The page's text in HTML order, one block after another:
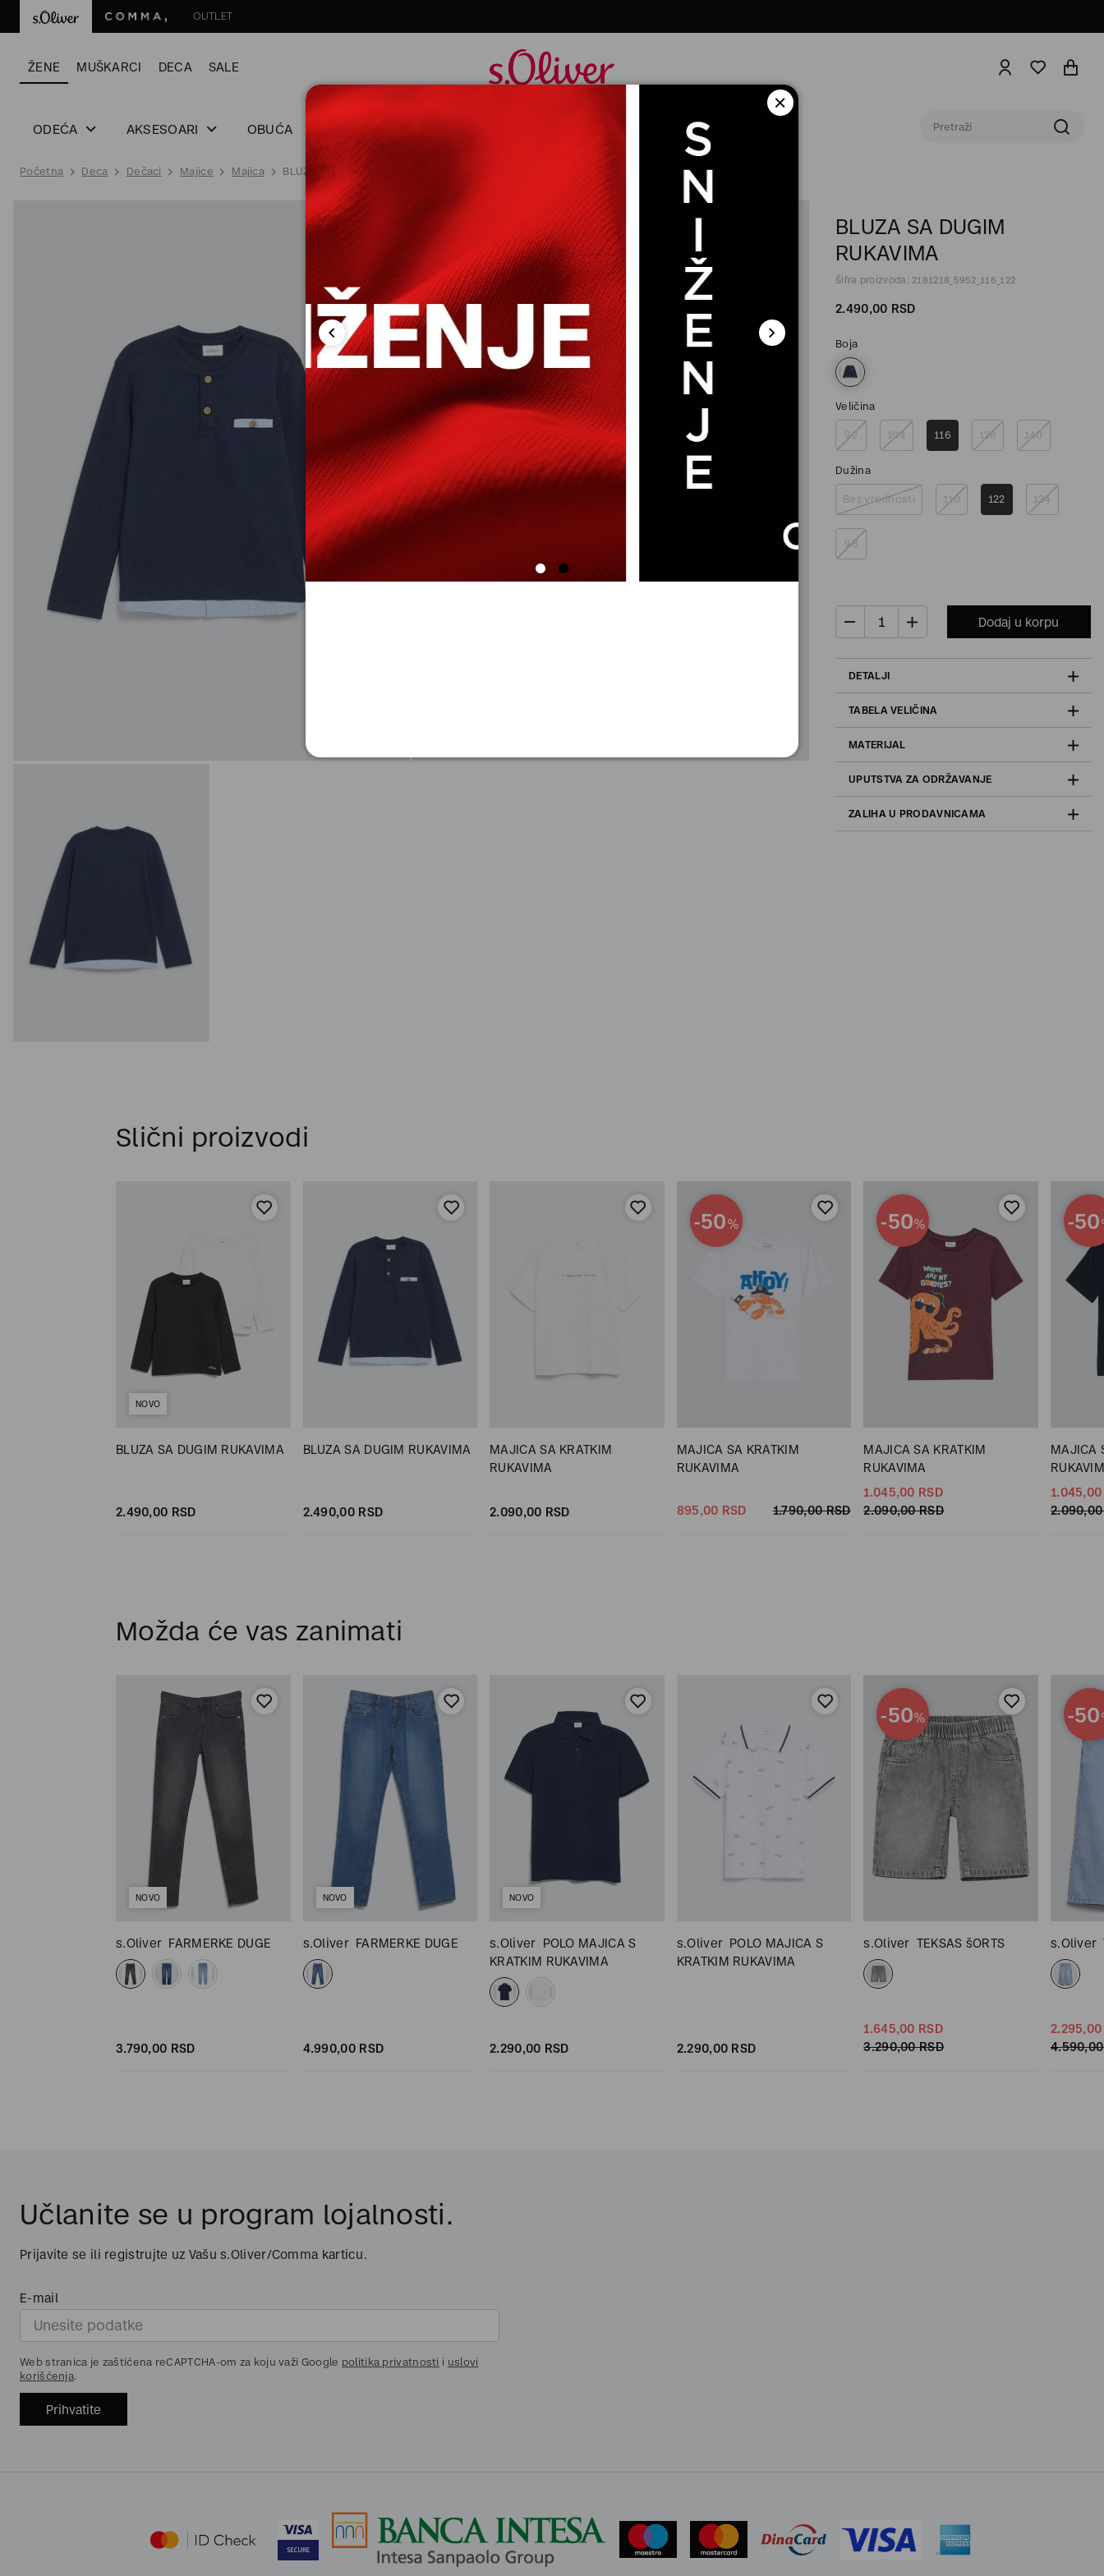
OUTLET
ŽENE MUŠKARCI DECA SALE
ODEĆA AKSESOARI OBUĆA
Početna Deca Dečaci Majice Majica BLUZA SA DUGIM RUKAVIMA
BLUZA SA DUGIM
RUKAVIMA
Šifra proizvoda: 2181218_5952_116_122
2.490,00 RSD
Boja
Veličina
92 104 116 128 140
Dužina
Bez vrednosti 110 122 134
98
Dodaj u korpu
DETALJI
TABELA VELIČINA
MATERIJAL
UPUTSTVA ZA ODRŽAVANJE
ZALIHA U PRODAVNICAMA
Slični proizvodi
NOVO
BLUZA SA DUGIM RUKAVIMA
2.490,00 RSD
BLUZA SA DUGIM RUKAVIMA
2.490,00 RSD
MAJICA SA KRATKIM
RUKAVIMA
2.090,00 RSD
-50%
MAJICA SA KRATKIM
RUKAVIMA
895,00 RSD 1.790,00 RSD
-50%
MAJICA SA KRATKIM
RUKAVIMA
1.045,00 RSD
2.090,00 RSD
-50
MAJICA
1.045,00
2.090,00
Možda će vas zanimati
NOVO
s.Oliver FARMERKE DUGE
3.790,00 RSD
NOVO
s.Oliver FARMERKE DUGE
4.990,00 RSD
NOVO
s.Oliver POLO MAJICA S
KRATKIM RUKAVIMA
2.290,00 RSD
s.Oliver POLO MAJICA S
KRATKIM RUKAVIMA
2.290,00 RSD
-50%
s.Oliver TEKSAS šORTS
1.645,00 RSD
3.290,00 RSD
-50
s.Oliver
2.295,00
4.590,00
Učlanite se u program lojalnosti.
Prijavite se ili registrujte uz Vašu s.Oliver/Comma karticu.
E-mail
Web stranica je zaštićena reCAPTCHA-om za koju važi Google politika privatnosti i uslovi
korišćenja.
Prihvatite